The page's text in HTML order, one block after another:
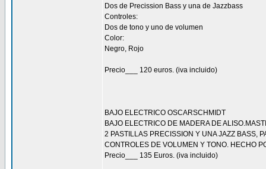
Dos de Precission Bass y una de Jazzbass
Controles:
Dos de tono y uno de volumen
Color:
Negro, Rojo
Precio___ 120 euros. (iva incluido)
BAJO ELECTRICO OSCARSCHMIDT
BAJO ELECTRICO DE MADERA DE
2 PASTILLAS PRECISSION Y UNA JAZZ BASS,
CONTROLES DE VOLUMEN Y TONO. HECHO
Precio___ 135 Euros. (iva incluido)